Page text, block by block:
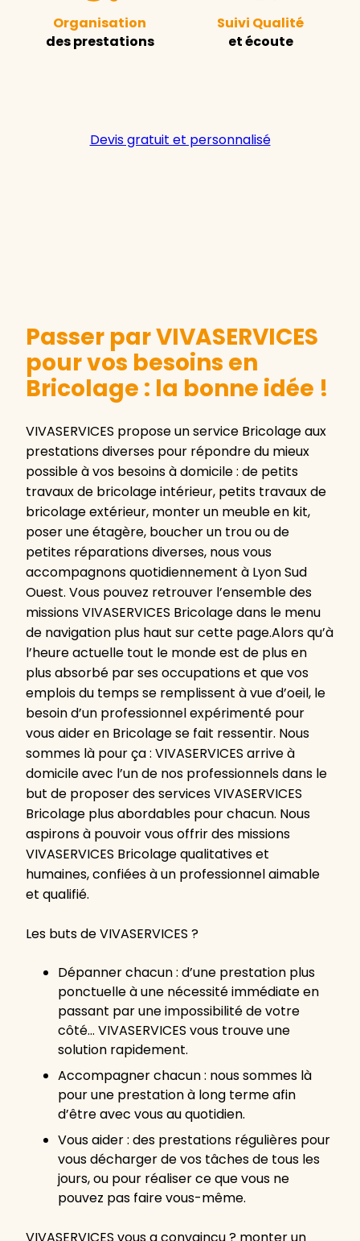
Organisation
des prestations
Suivi Qualité
et écoute
Devis gratuit et personnalisé
Passer par VIVASERVICES
pour vos besoins en
Bricolage : la bonne idée !
VIVASERVICES propose un service Bricolage aux
prestations diverses pour répondre du mieux
possible à vos besoins à domicile : de petits
travaux de bricolage intérieur, petits travaux de
bricolage extérieur, monter un meuble en kit,
poser une étagère, boucher un trou ou de
petites réparations diverses, nous vous
accompagnons quotidiennement à Lyon Sud
Ouest. Vous pouvez retrouver l’ensemble des
missions VIVASERVICES Bricolage dans le menu
de navigation plus haut sur cette page.Alors qu’à
l’heure actuelle tout le monde est de plus en
plus absorbé par ses occupations et que vos
emplois du temps se remplissent à vue d’oeil, le
besoin d’un professionnel expérimenté pour
vous aider en Bricolage se fait ressentir. Nous
sommes là pour ça : VIVASERVICES arrive à
domicile avec l’un de nos professionnels dans le
but de proposer des services VIVASERVICES
Bricolage plus abordables pour chacun. Nous
aspirons à pouvoir vous offrir des missions
VIVASERVICES Bricolage qualitatives et
humaines, confiées à un professionnel aimable
et qualifié.
Les buts de VIVASERVICES ?
Dépanner chacun : d’une prestation plus
ponctuelle à une nécessité immédiate en
passant par une impossibilité de votre
côté… VIVASERVICES vous trouve une
solution rapidement.
Accompagner chacun : nous sommes là
pour une prestation à long terme afin
d’être avec vous au quotidien.
Vous aider : des prestations régulières pour
vous décharger de vos tâches de tous les
jours, ou pour réaliser ce que vous ne
pouvez pas faire vous-même.